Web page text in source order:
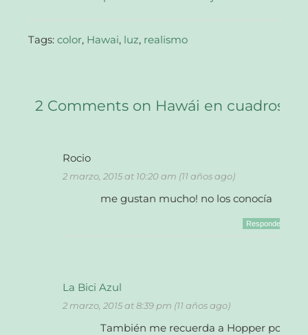
Tags:color, Hawai, luz, realismo
2 Comments on Hawái en cuadros
Rocio
2 marzo, 2015 at 10:20 am (11 años ago)
me gustan mucho! no los conocía
Responder
La Bici Azul
2 marzo, 2015 at 8:39 pm (11 años ago)
También me recuerda a Hopper por